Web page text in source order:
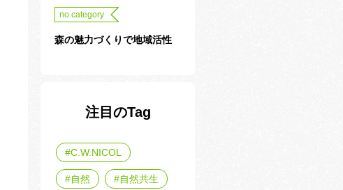
no category
森の魅力づくりで地域活性
注目のTag
C.W.NICOL
自然 自然共生